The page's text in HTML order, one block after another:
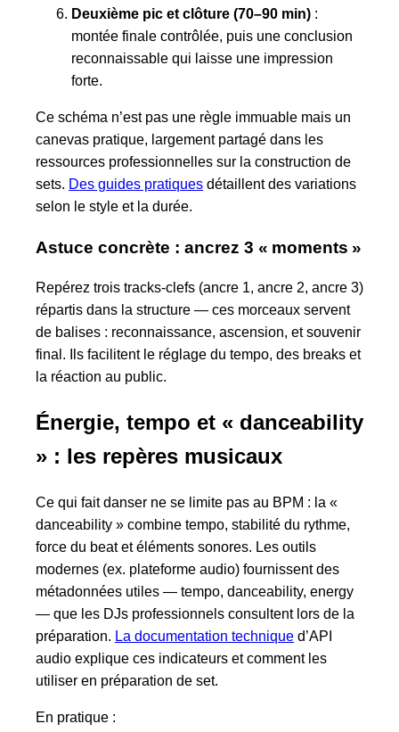
Deuxième pic et clôture (70–90 min) :
montée finale contrôlée, puis une conclusion
reconnaissable qui laisse une impression
forte.
Ce schéma n’est pas une règle immuable mais un
canevas pratique, largement partagé dans les
ressources professionnelles sur la construction de
sets. Des guides pratiques détaillent des variations
selon le style et la durée.
Astuce concrète : ancrez 3 « moments »
Repérez trois tracks-clefs (ancre 1, ancre 2, ancre 3)
répartis dans la structure — ces morceaux servent
de balises : reconnaissance, ascension, et souvenir
final. Ils facilitent le réglage du tempo, des breaks et
la réaction au public.
Énergie, tempo et « danceability
» : les repères musicaux
Ce qui fait danser ne se limite pas au BPM : la «
danceability » combine tempo, stabilité du rythme,
force du beat et éléments sonores. Les outils
modernes (ex. plateforme audio) fournissent des
métadonnées utiles — tempo, danceability, energy
— que les DJs professionnels consultent lors de la
préparation. La documentation technique d’API
audio explique ces indicateurs et comment les
utiliser en préparation de set.
En pratique :